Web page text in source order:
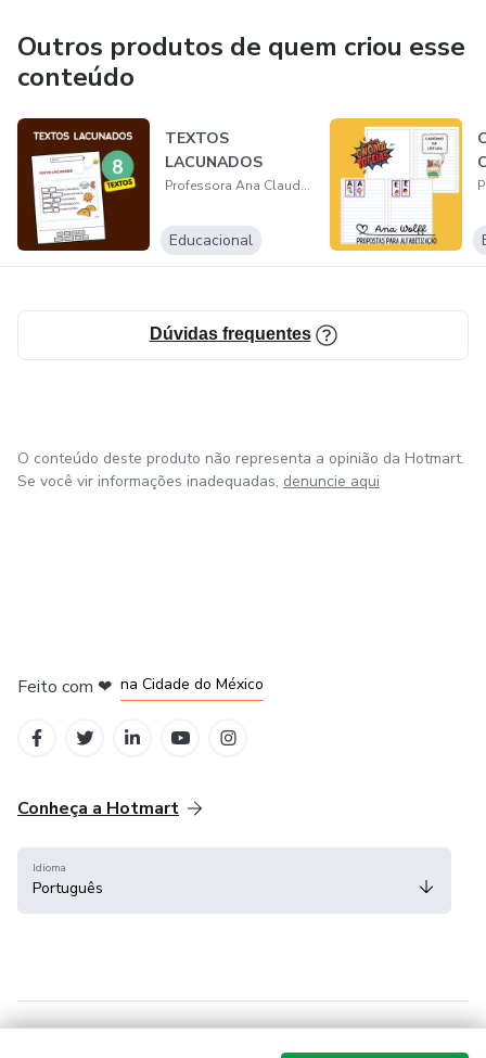
Outros produtos de quem criou esse
conteúdo
TEXTOS
LACUNADOS
Professora Ana Claudia Wolff
Educacional
Dúvidas frequentes
O conteúdo deste produto não representa a opinião da Hotmart.
Se você vir informações inadequadas, denuncie aqui
Feito com ❤ na Cidade do México
Conheça a Hotmart
Idioma
Português